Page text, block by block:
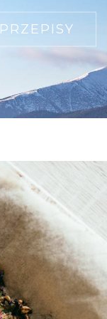
PRZEPISY